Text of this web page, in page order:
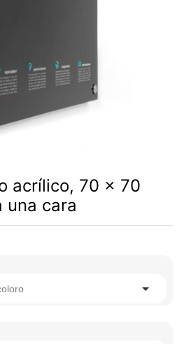
acrílico, 70 x 70
una cara